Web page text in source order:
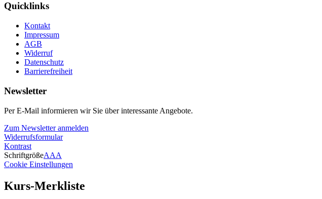
Quicklinks
Kontakt
Impressum
AGB
Widerruf
Datenschutz
Barrierefreiheit
Newsletter
Per E-Mail informieren wir Sie über interessante Angebote.
Zum Newsletter anmelden
Widerrufsformular
Kontrast
SchriftgrößeAAA
Cookie Einstellungen
Kurs-Merkliste